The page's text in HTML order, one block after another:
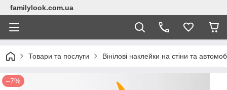
familylook.com.ua
Товари та послуги Вінілові наклейки на стіни та
–7%